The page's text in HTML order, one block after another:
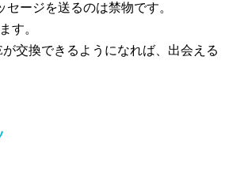
ージを送るのは禁物です。
す。
交換できるようになれば、出会える